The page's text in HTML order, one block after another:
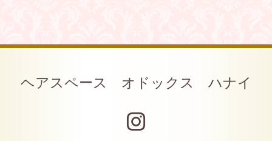
ヘアスペース オドックス ハナイ